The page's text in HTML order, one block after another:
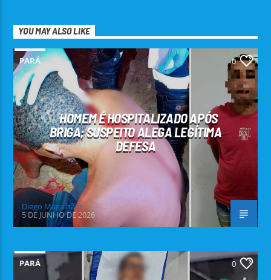
YOU MAY ALSO LIKE
PARÁ 0
HOMEM É HOSPITALIZADO APÓS
BRIGA; SUSPEITO ALEGA LEGÍTIMA
DEFESA
Diego Magalhães
5 DE JUNHO DE 2026
PARÁ 0